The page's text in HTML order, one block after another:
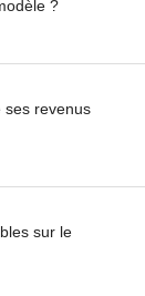
?
ses revenus
sur le